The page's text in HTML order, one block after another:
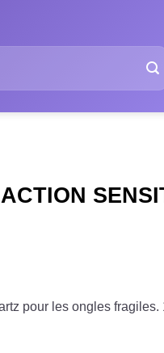
pour les ongles fragiles.